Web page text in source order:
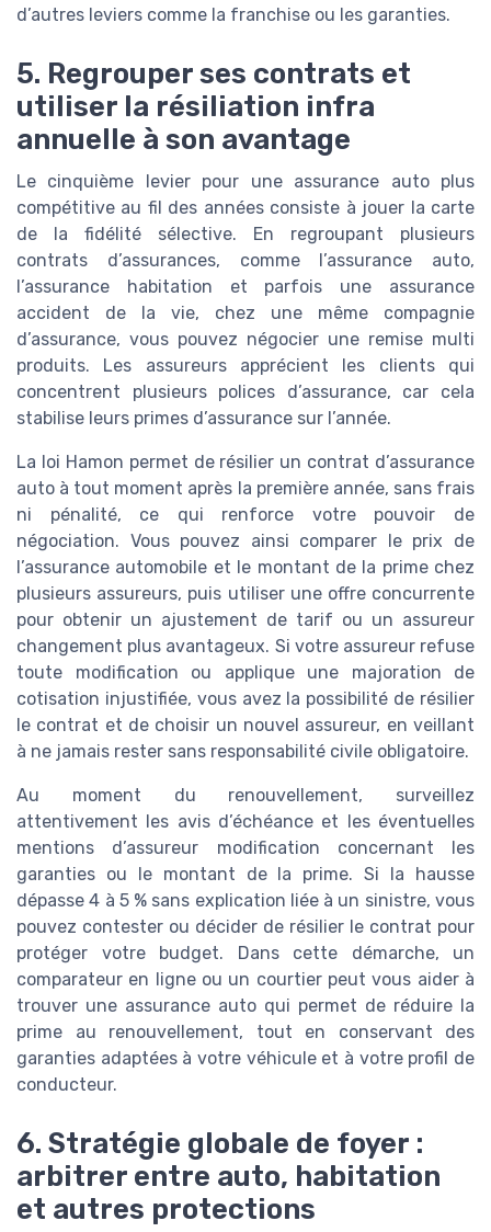
d’autres leviers comme la franchise ou les garanties.
5. Regrouper ses contrats et
utiliser la résiliation infra
annuelle à son avantage
Le cinquième levier pour une assurance auto plus
compétitive au fil des années consiste à jouer la carte
de la fidélité sélective. En regroupant plusieurs
contrats d’assurances, comme l’assurance auto,
l’assurance habitation et parfois une assurance
accident de la vie, chez une même compagnie
d’assurance, vous pouvez négocier une remise multi
produits. Les assureurs apprécient les clients qui
concentrent plusieurs polices d’assurance, car cela
stabilise leurs primes d’assurance sur l’année.
La loi Hamon permet de résilier un contrat d’assurance
auto à tout moment après la première année, sans frais
ni pénalité, ce qui renforce votre pouvoir de
négociation. Vous pouvez ainsi comparer le prix de
l’assurance automobile et le montant de la prime chez
plusieurs assureurs, puis utiliser une offre concurrente
pour obtenir un ajustement de tarif ou un assureur
changement plus avantageux. Si votre assureur refuse
toute modification ou applique une majoration de
cotisation injustifiée, vous avez la possibilité de résilier
le contrat et de choisir un nouvel assureur, en veillant
à ne jamais rester sans responsabilité civile obligatoire.
Au moment du renouvellement, surveillez
attentivement les avis d’échéance et les éventuelles
mentions d’assureur modification concernant les
garanties ou le montant de la prime. Si la hausse
dépasse 4 à 5 % sans explication liée à un sinistre, vous
pouvez contester ou décider de résilier le contrat pour
protéger votre budget. Dans cette démarche, un
comparateur en ligne ou un courtier peut vous aider à
trouver une assurance auto qui permet de réduire la
prime au renouvellement, tout en conservant des
garanties adaptées à votre véhicule et à votre profil de
conducteur.
6. Stratégie globale de foyer :
arbitrer entre auto, habitation
et autres protections